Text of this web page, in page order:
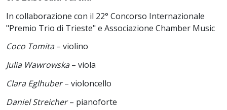
In collaborazione con il 22° Concorso Internazionale
"Premio Trio di Trieste" e Associazione Chamber Music
Coco Tomita– violino
Julia Wawrowska– viola
Clara Eglhuber– violoncello
Daniel Streicher– pianoforte